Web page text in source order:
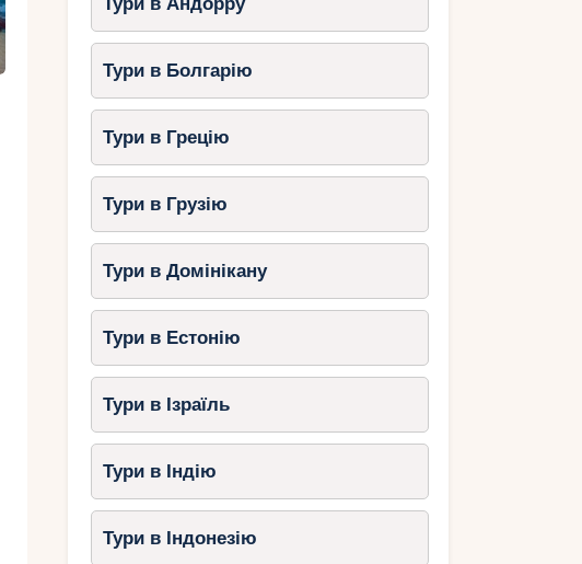
Тури в Болгарію
Тури в Грецію
Тури в Грузію
Тури в Домінікану
Тури в Естонію
Тури в Ізраїль
Тури в Індію
Тури в Індонезію